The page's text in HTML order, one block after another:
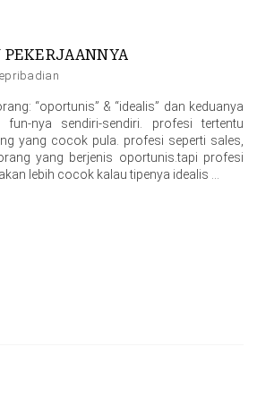
“oportunis” & “idealis” dan keduanya
nya sendiri-sendiri. profesi tertentu
yang cocok pula. profesi seperti sales,
yang berjenis oportunis.tapi profesi
lebih cocok kalau tipenya idealis …